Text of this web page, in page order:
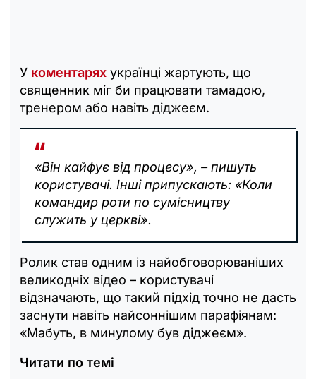
У коментарях українці жартують, що
священник міг би працювати тамадою,
тренером або навіть діджеєм.
«Він кайфує від процесу», – пишуть
користувачі. Інші припускають: «Коли
командир роти по сумісництву
служить у церкві».
Ролик став одним із найобговорюваніших
великодніх відео – користувачі
відзначають, що такий підхід точно не дасть
заснути навіть найсоннішим парафіянам:
«Мабуть, в минулому був діджеєм».
Читати по темі